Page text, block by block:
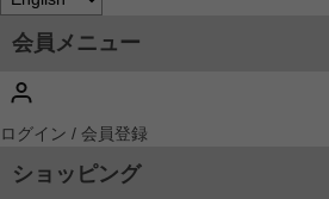
会員メニュー
ログイン / 会員登録
ショッピング